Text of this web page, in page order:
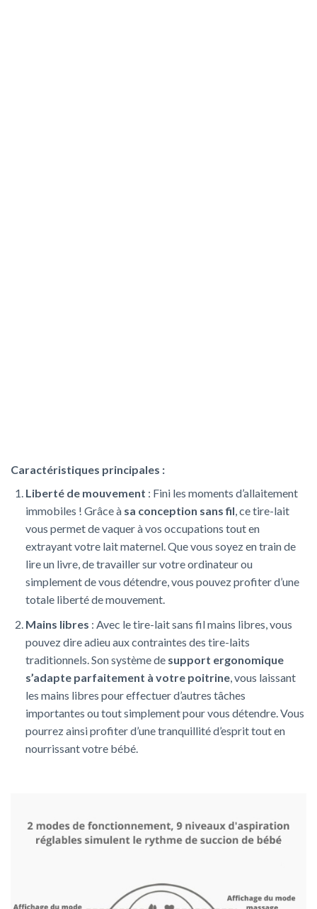
Caractéristiques principales :
Liberté de mouvement : Fini les moments d’allaitement
immobiles ! Grâce à sa conception sans fil, ce tire-lait
vous permet de vaquer à vos occupations tout en
extrayant votre lait maternel. Que vous soyez en train de
lire un livre, de travailler sur votre ordinateur ou
simplement de vous détendre, vous pouvez profiter d’une
totale liberté de mouvement.
Mains libres : Avec le tire-lait sans fil mains libres, vous
pouvez dire adieu aux contraintes des tire-laits
traditionnels. Son système de support ergonomique
s’adapte parfaitement à votre poitrine, vous laissant
les mains libres pour effectuer d’autres tâches
importantes ou tout simplement pour vous détendre. Vous
pourrez ainsi profiter d’une tranquillité d’esprit tout en
nourrissant votre bébé.